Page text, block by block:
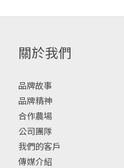
關於我們
品牌故事
品牌精神
合作農場
公司團隊
我們的客戶
傳媒介紹